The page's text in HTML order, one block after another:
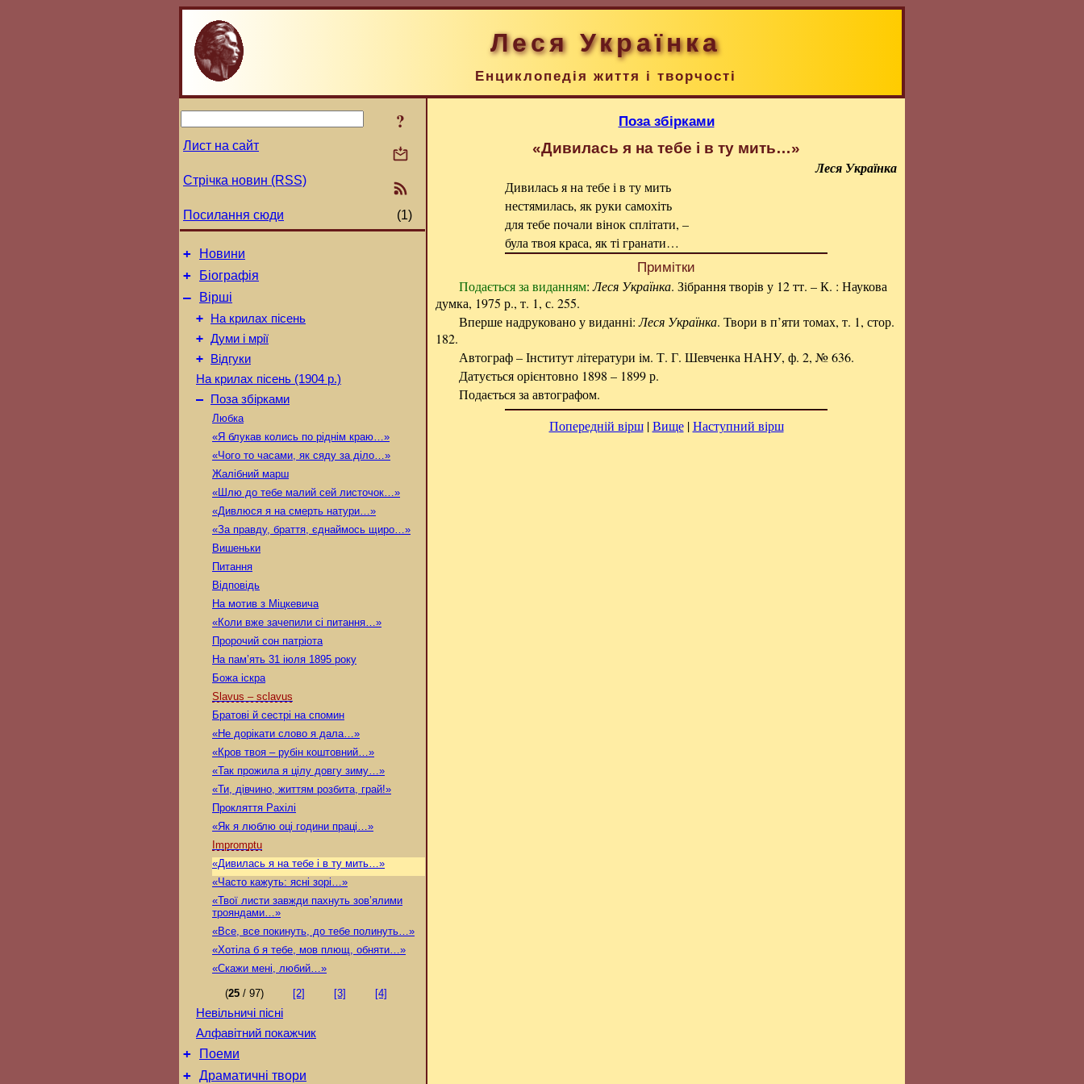
Леся Українка
Енциклопедія життя і творчості
?
Лист на сайт
Стрічка новин (RSS)
Посилання сюди (1)
+ Новини
+ Біографія
–
Вірші
+
На крилах пісень
+ Думи і мрії
+
Відгуки
На крилах пісень (1904 р.)
– Поза збірками
Любка
«Я блукав колись по ріднім краю…»
«Чого то часами, як сяду за діло…»
Жалібний марш
«Шлю до тебе малий сей листочок…»
«Дивлюся я на смерть натури…»
«За правду, браття, єднаймось щиро…»
Вишеньки
Питання
Відповідь
На мотив з Міцкевича
«Коли вже зачепили сі питання…»
Пророчий сон патріота
На пам’ять 31 іюля 1895 року
Божа іскра
Slavus – sclavus
Братові й сестрі на спомин
«Не дорікати слово я дала…»
«Кров твоя – рубін коштовний…»
«Так прожила я цілу довгу зиму…»
«Ти, дівчино, життям розбита, грай!»
Прокляття Рахілі
«Як я люблю оці години праці…»
Impromptu
«Дивилась я на тебе і в ту мить…»
«Часто кажуть: ясні зорі…»
«Твої листи завжди пахнуть зов’ялими
трояндами…»
«Все, все покинуть, до тебе полинуть…»
«Хотіла б я тебе, мов плющ, обняти…»
«Скажи мені, любий…»
(25 / 97) [2] [3] [4]
Невільничі пісні
Алфавітний покажчик
+ Поеми
+ Драматичні твори
Поза збірками
«Дивилась я на тебе і в ту мить…»
Леся Українка
Дивилась я на тебе і в ту мить
нестямилась, як руки самохіть
для тебе почали вінок сплітати, –
була твоя краса, як ті гранати…
Примітки
Подається за виданням:Леся Українка. Зібрання творів у 12 тт. – К. : Наукова
думка, 1975 р., т. 1, с. 255.
Вперше надруковано у виданні:Леся Українка. Твори в п’яти томах, т. 1, стор.
182.
Автограф – Інститут літератури ім. Т. Г. Шевченка НАНУ, ф. 2, № 636.
Датується орієнтовно 1898 – 1899 р.
Подається за автографом.
Попередній вірш|Вище|Наступний вірш